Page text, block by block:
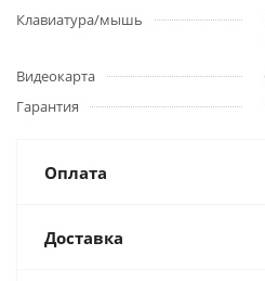
Клавиатура/мышь
Видеокарта
Гарантия
Оплата
Доставка